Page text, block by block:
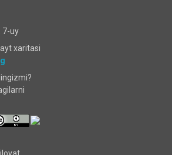
7-uy
xaritasi